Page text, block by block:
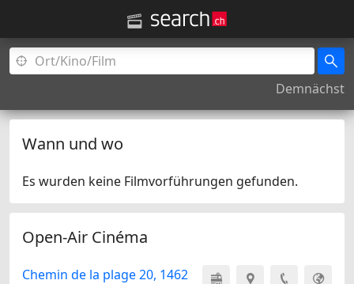
Demnächst
Wann und wo
Es wurden keine Filmvorführungen gefunden.
Open-Air Cinéma
Chemin de la plage 20, 1462